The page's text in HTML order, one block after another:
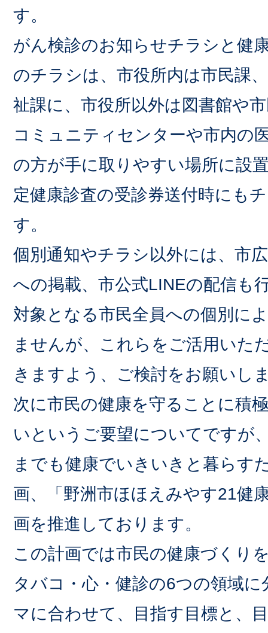
す。
がん検診のお知らせチラシと健
のチラシは、市役所内は市民課
祉課に、市役所以外は図書館や
コミュニティセンターや市内の
の方が手に取りやすい場所に設
定健康診査の受診券送付時にも
す。
個別通知やチラシ以外には、市
への掲載、市公式LINEの配信も
対象となる市民全員への個別に
ませんが、これらをご活用いた
きますよう、ご検討をお願いし
次に市民の健康を守ることに積
いというご要望についてですが
までも健康でいきいきと暮らす
画、「野洲市ほほえみやす21健
画を推進しております。
この計画では市民の健康づくり
タバコ・心・健診の6つの領域
マに合わせて、目指す目標と、